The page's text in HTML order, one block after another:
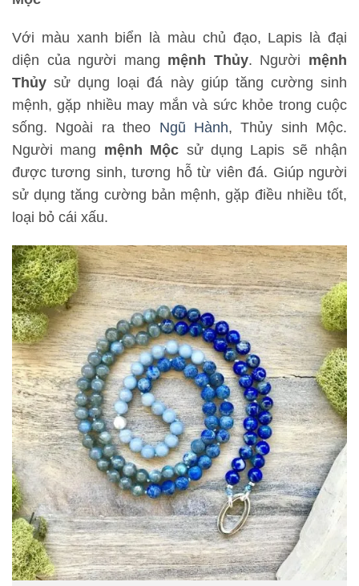
Với màu xanh biển là màu chủ đạo, Lapis là đại
diện của người mang mệnh Thủy. Người mệnh
Thủysử dụng loại đá này giúp tăng cường sinh
mệnh, gặp nhiều may mắn và sức khỏe trong cuộc
sống. Ngoài ra theo Ngũ Hành, Thủy sinh Mộc.
Người mang mệnh Mộc sử dụng Lapis sẽ nhận
được tương sinh, tương hỗ từ viên đá. Giúp người
sử dụng tăng cường bản mệnh, gặp điều nhiều tốt,
loại bỏ cái xấu.